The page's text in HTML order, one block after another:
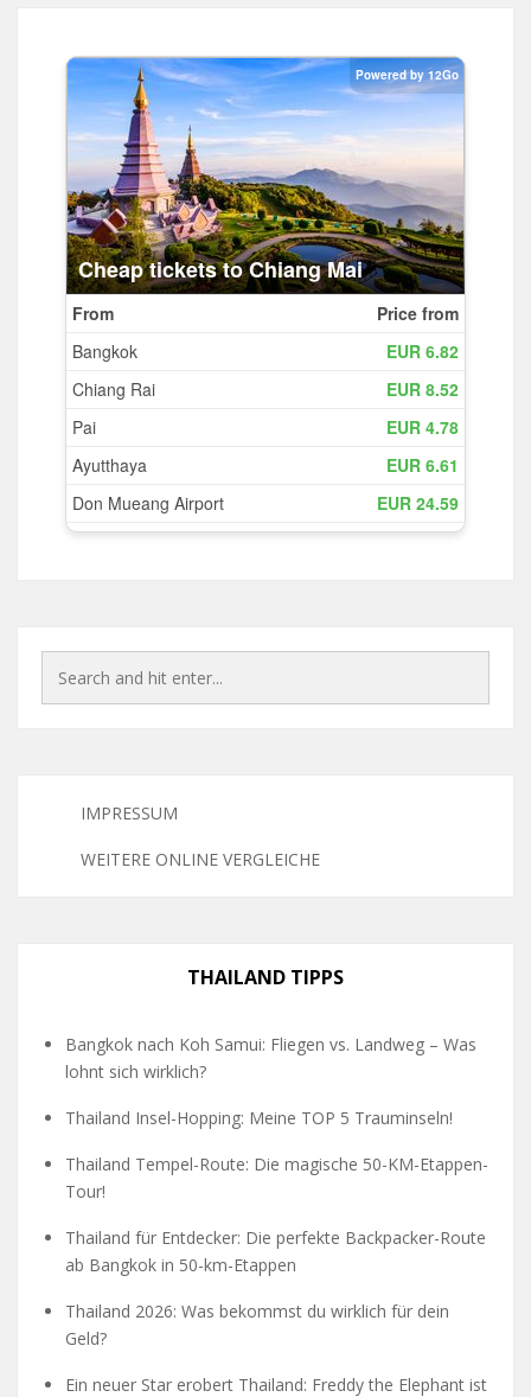
IMPRESSUM
WEITERE ONLINE VERGLEICHE
THAILAND TIPPS
Bangkok nach Koh Samui: Fliegen vs. Landweg – Was
lohnt sich wirklich?
Thailand Insel-Hopping: Meine TOP 5 Trauminseln!
Thailand Tempel-Route: Die magische 50-KM-Etappen-
Tour!
Thailand für Entdecker: Die perfekte Backpacker-Route
ab Bangkok in 50-km-Etappen
Thailand 2026: Was bekommst du wirklich für dein
Geld?
Ein neuer Star erobert Thailand: Freddy the Elephant ist